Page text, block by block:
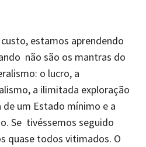
estamos aprendendo
não são os mantras do
o lucro, a
a ilimitada exploração
de um Estado mínimo e a
Se tivéssemos seguido
quase todos vitimados. O